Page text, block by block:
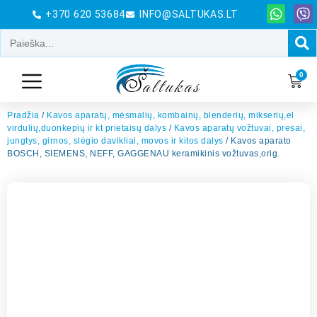
+370 620 53684 INFO@SALTUKAS.LT
0
Pradžia / Kavos aparatų, mėsmalių, kombainų, blenderių, mikserių,el
virdulių,duonkepių ir kt prietaisų dalys / Kavos aparatų vožtuvai, presai,
jungtys, girnos, slėgio davikliai, movos ir kitos dalys / Kavos aparato
BOSCH, SIEMENS, NEFF, GAGGENAU keramikinis vožtuvas,orig.